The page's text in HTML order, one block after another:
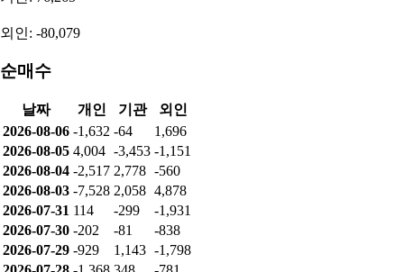
순매수량
개인: -1,632
기관: -64
외인: 1,696
누적 순매수량
개인: -20,578
기관: 76,265